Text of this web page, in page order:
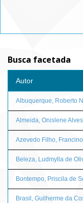
Busca facetada
Autor
Albuquerque, Roberto
Almeida, Onislene Alves
Azevedo Filho,
Beleza, Ludmylla de
Bontempo, Priscila de
Brasil, Guilherme da